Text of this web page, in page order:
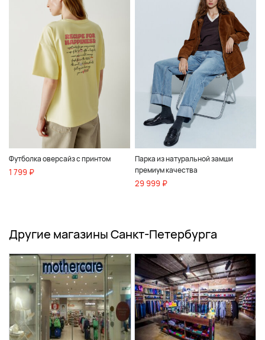
Футболка оверсайз с принтом
1 799 ₽
Парка из натуральной замши
премиум качества
29 999 ₽
Другие магазины Санкт-Петербурга